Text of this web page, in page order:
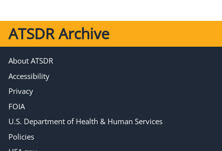
ATSDR Archive
About ATSDR
Accessibility
Privacy
FOIA
U.S. Department of Health & Human Services
Policies